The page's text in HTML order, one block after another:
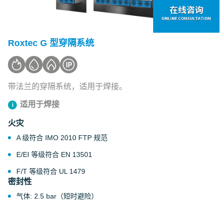
Roxtec G 型穿隔系统
带法兰的穿隔系统，适用于焊接。
适用于焊接
火灾
A 级符合 IMO 2010 FTP 规范
E/EI 等级符合 EN 13501
F/T 等级符合 UL 1479
密封性
气体: 2.5 bar（短时避险）